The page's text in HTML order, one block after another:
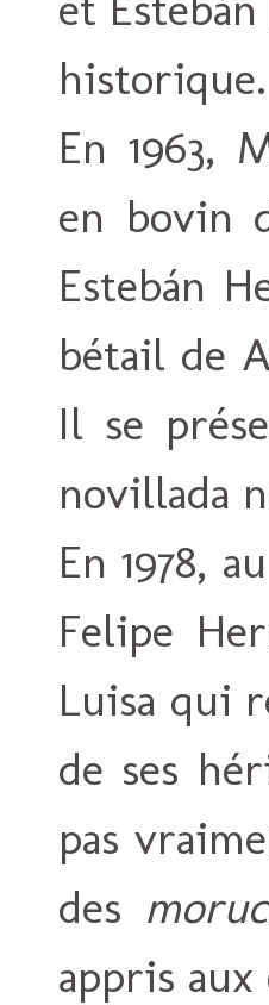
historique.
En 1963,
en bovin
Estebán
bétail de
Il se
novillada
En 1978,
Felipe
Luisa qui
de ses
pas
des
appris aux